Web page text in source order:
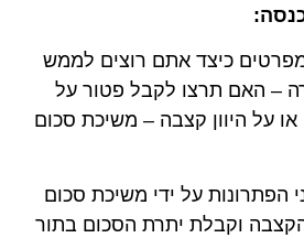
אתם מפרטים כיצד אתם רוצים לממש
– האם תרצו לקבל פטור על
על היוון קצבה – משיכת סכום
הפתרונות על ידי משיכת סכום
וקבלת יתרת הסכום בתור